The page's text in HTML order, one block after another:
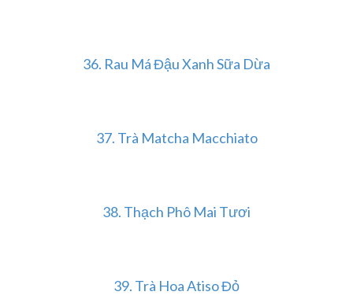
36. Rau Má Đậu Xanh Sữa Dừa
37. Trà Matcha Macchiato
38. Thạch Phô Mai Tươi
39. Trà Hoa Atiso Đỏ